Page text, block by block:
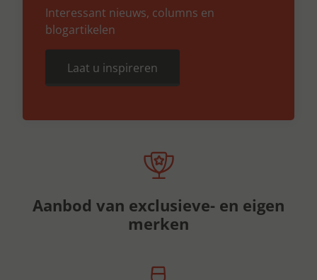
Interessant nieuws, columns en
blogartikelen
Laat u inspireren
Aanbod van exclusieve- en eigen
merken